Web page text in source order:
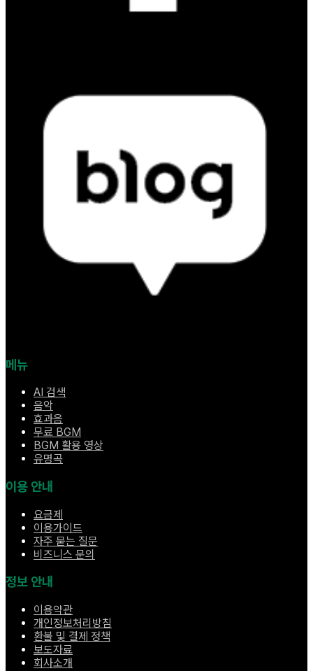
메뉴
AI 검색
음악
효과음
무료 BGM
BGM 활용 영상
유명곡
이용 안내
요금제
이용가이드
자주 묻는 질문
비즈니스 문의
정보 안내
이용약관
개인정보처리방침
환불 및 결제 정책
보도자료
회사소개